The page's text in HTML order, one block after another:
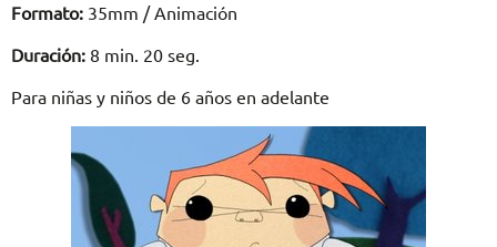
Formato: 35mm / Animación
Duración: 8 min. 20 seg.
Para niñas y niños de 6 años en adelante